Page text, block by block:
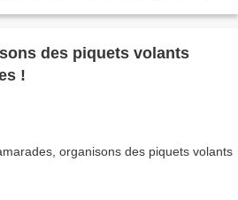
des piquets volants
!